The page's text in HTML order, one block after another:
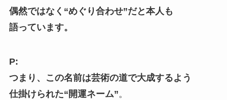
偶然ではなく“めぐり合わせ”だと本人も
語っています。
P:
つまり、この名前は芸術の道で大成するよう
仕掛けられた“開運ネーム”。